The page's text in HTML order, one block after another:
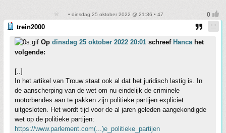
• dinsdag 25 oktober 2022 @ 21:36 • 47
trein2000
Op dinsdag 25 oktober 2022 20:01 schreef Hancahet
volgende:
[..]
In het artikel van Trouw staat ook al dat het juridisch lastig is. In
de aanscherping van de wet om nu eindelijk de criminele
motorbendes aan te pakken zijn politieke partijen expliciet
uitgesloten. Het wordt tijd voor de al jaren geleden aangekondigde
wet op de politieke partijen:
https://www.parlement.com(...)e_politieke_partijen